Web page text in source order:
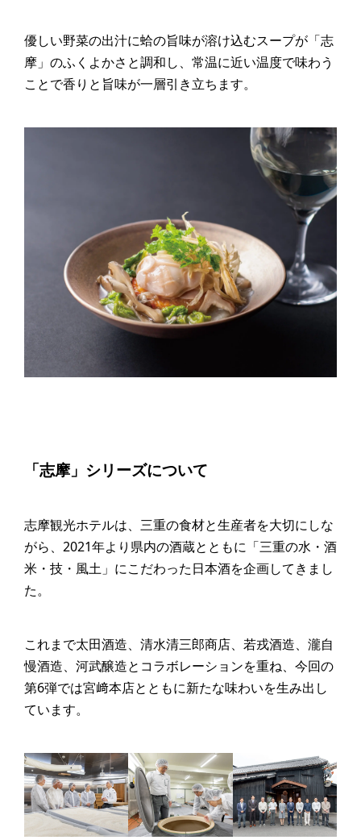
優しい野菜の出汁に蛤の旨味が溶け込むスープが「志
摩」のふくよかさと調和し、常温に近い温度で味わう
ことで香りと旨味が一層引き立ちます。
「志摩」シリーズについて
志摩観光ホテルは、三重の食材と生産者を大切にしな
がら、2021年より県内の酒蔵とともに「三重の水・酒
米・技・風土」にこだわった日本酒を企画してきまし
た。
これまで太田酒造、清水清三郎商店、若戎酒造、瀧自
慢酒造、河武醸造とコラボレーションを重ね、今回の
第6弾では宮﨑本店とともに新たな味わいを生み出し
ています。